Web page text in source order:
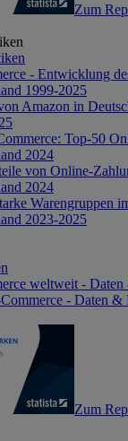
Zum
- Entwicklung
1999-2025
Amazon in
Top-50
2024
von Online-
2024
Warengruppen
2023-2025
weltweit - Daten
- Daten &
Zum